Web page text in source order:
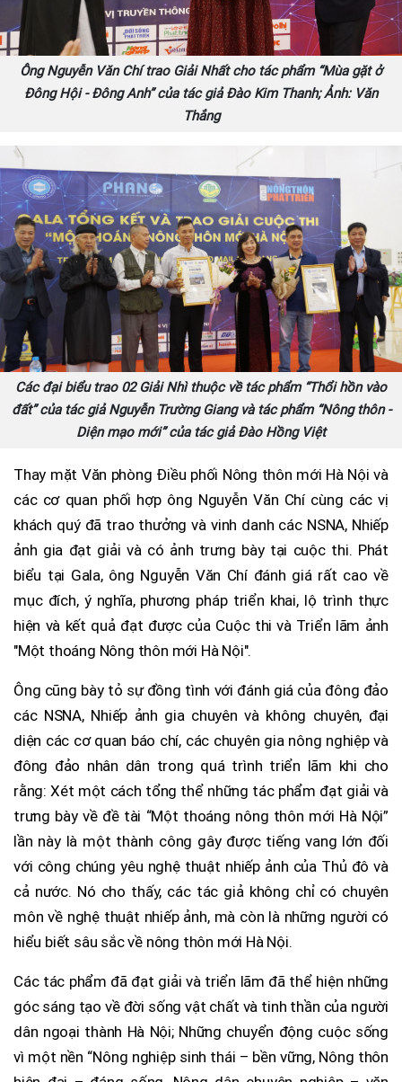
Ông Nguyễn Văn Chí trao Giải Nhất cho tác phẩm “Mùa gặt ở
Đông Hội - Đông Anh” của tác giả Đào Kim Thanh; Ảnh: Văn
Thắng
Các đại biểu trao 02 Giải Nhì thuộc về tác phẩm “Thổi hồn vào
đất” của tác giả Nguyễn Trường Giang và tác phẩm “Nông thôn -
Diện mạo mới” của tác giả Đào Hồng Việt
Thay mặt Văn phòng Điều phối Nông thôn mới Hà Nội và
các cơ quan phối hợp ông Nguyễn Văn Chí cùng các vị
khách quý đã trao thưởng và vinh danh các NSNA, Nhiếp
ảnh gia đạt giải và có ảnh trưng bày tại cuộc thi. Phát
biểu tại Gala, ông Nguyễn Văn Chí đánh giá rất cao về
mục đích, ý nghĩa, phương pháp triển khai, lộ trình thực
hiện và kết quả đạt được của Cuộc thi và Triển lãm ảnh
"Một thoáng Nông thôn mới Hà Nội".
Ông cũng bày tỏ sự đồng tình với đánh giá của đông đảo
các NSNA, Nhiếp ảnh gia chuyên và không chuyên, đại
diện các cơ quan báo chí, các chuyên gia nông nghiệp và
đông đảo nhân dân trong quá trình triển lãm khi cho
rằng: Xét một cách tổng thể những tác phẩm đạt giải và
trưng bày về đề tài “Một thoáng nông thôn mới Hà Nội”
lần này là một thành công gây được tiếng vang lớn đối
với công chúng yêu nghệ thuật nhiếp ảnh của Thủ đô và
cả nước. Nó cho thấy, các tác giả không chỉ có chuyên
môn về nghệ thuật nhiếp ảnh, mà còn là những người có
hiểu biết sâu sắc về nông thôn mới Hà Nội.
Các tác phẩm đã đạt giải và triển lãm đã thể hiện những
góc sáng tạo về đời sống vật chất và tinh thần của người
dân ngoại thành Hà Nội; Những chuyển động cuộc sống
vì một nền “Nông nghiệp sinh thái – bền vững, Nông thôn